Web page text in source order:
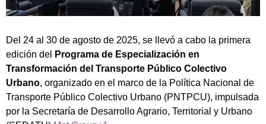
Del 24 al 30 de agosto de 2025, se llevó a cabo la primera
edición del
Programa de Especialización en
Transformación del Transporte Público Colectivo
Urbano, organizado en el marco de la Política Nacional de
Transporte Público Colectivo Urbano (PNTPCU), impulsada
por la Secretaría de Desarrollo Agrario, Territorial y Urbano